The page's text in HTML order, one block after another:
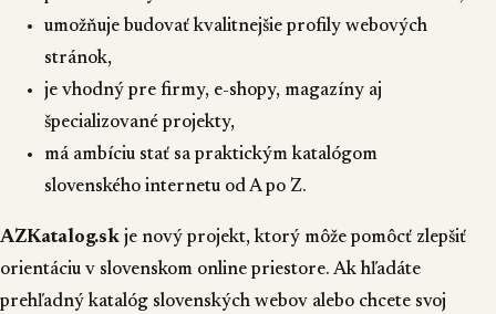
umožňuje budovať kvalitnejšie profily webových
stránok,
je vhodný pre firmy, e-shopy, magazíny aj
špecializované projekty,
má ambíciu stať sa praktickým katalógom
slovenského internetu od A po Z.
AZKatalog.sk je nový projekt, ktorý môže pomôcť zlepšiť
orientáciu v slovenskom online priestore. Ak hľadáte
prehľadný katalóg slovenských webov alebo chcete svoj